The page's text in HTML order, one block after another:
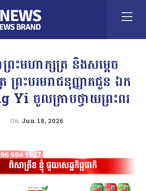
រះមហាក្សត្រ និងសម្តេច
ព្រះបរមរាជនុញ្ញាតជូន ឯក
Yi ចូលក្រាបថ្វាយព្រះពរ
On Jun 18, 2026